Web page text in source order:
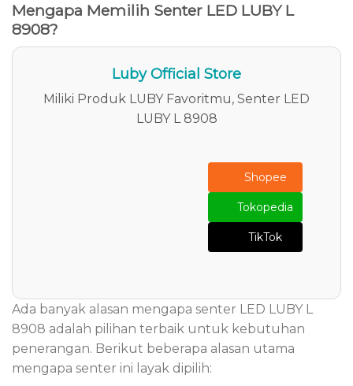
Mengapa Memilih Senter LED LUBY L
8908?
Luby Official Store
Miliki Produk LUBY Favoritmu, Senter LED
LUBY L 8908
Shopee
Tokopedia
TikTok
Ada banyak alasan mengapa senter LED LUBY L
8908 adalah pilihan terbaik untuk kebutuhan
penerangan. Berikut beberapa alasan utama
mengapa senter ini layak dipilih: